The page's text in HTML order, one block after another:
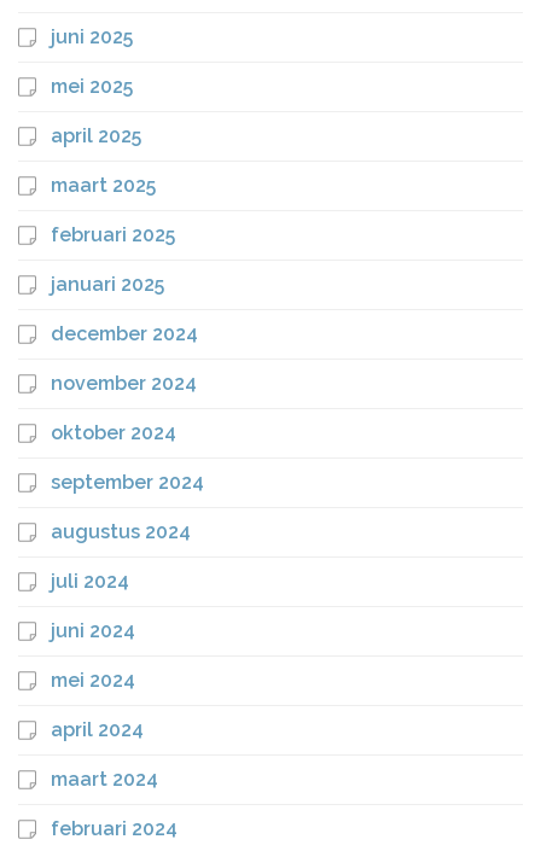
juni 2025
mei 2025
april 2025
maart 2025
februari 2025
januari 2025
december 2024
november 2024
oktober 2024
september 2024
augustus 2024
juli 2024
juni 2024
mei 2024
april 2024
maart 2024
februari 2024